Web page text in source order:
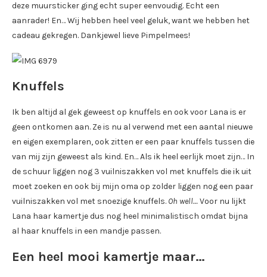
deze muursticker ging echt super eenvoudig. Echt een
aanrader! En… Wij hebben heel veel geluk, want we hebben het
cadeau gekregen. Dankjewel lieve Pimpelmees!
Knuffels
Ik ben altijd al gek geweest op knuffels en ook voor Lana is er
geen ontkomen aan. Ze is nu al verwend met een aantal nieuwe
en eigen exemplaren, ook zitten er een paar knuffels tussen die
van mij zijn geweest als kind. En… Als ik heel eerlijk moet zijn… In
de schuur liggen nog 3 vuilniszakken vol met knuffels die ik uit
moet zoeken en ook bij mijn oma op zolder liggen nog een paar
vuilniszakken vol met snoezige knuffels. Oh well…Voor nu lijkt
Lana haar kamertje dus nog heel minimalistisch omdat bijna
al haar knuffels in een mandje passen.
Een heel mooi kamertje maar…